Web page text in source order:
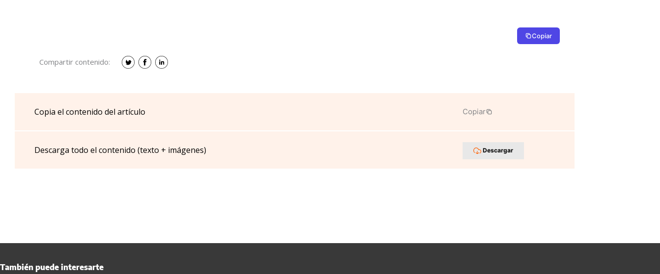
Copiar
Compartir contenido:
Copia el contenido del artículo Copiar
Descarga todo el contenido (texto + imágenes) Descargar
También puede interesarte